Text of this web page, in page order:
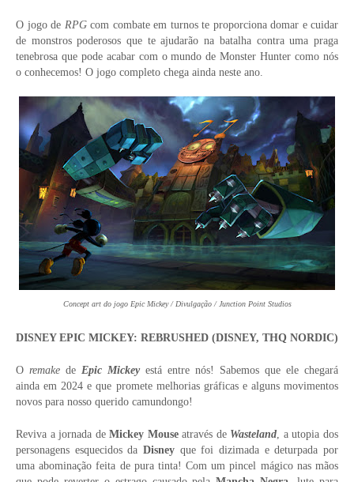
O jogo de RPGcom combate em turnos te proporciona domar e cuidar
de monstros poderosos que te ajudarão na batalha contra uma praga
tenebrosa que pode acabar com o mundo de Monster Hunter como nós
o conhecemos! O jogo completo chega ainda neste ano.
Concept art do jogo Epic Mickey / Divulgação / Junction Point Studios
DISNEY EPIC MICKEY: REBRUSHED (DISNEY, THQ NORDIC)
O remake de Epic Mickeyestá entre nós! Sabemos que ele chegará
ainda em 2024 e que promete melhorias gráficas e alguns movimentos
novos para nosso querido camundongo!
Reviva a jornada deMickey Mouseatravés de Wasteland, a utopia dos
personagens esquecidos da Disney que foi dizimada e deturpada por
uma abominação feita de pura tinta! Com um pincel mágico nas mãos